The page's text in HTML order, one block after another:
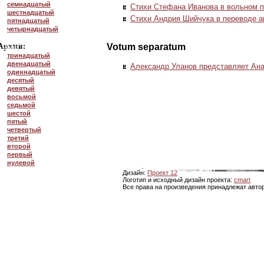
семнадцатый
шестнадцатый
пятнадцатый
четырнадцатый
тринадцатый
двенадцатый
одиннадцатый
десятый
девятый
восьмой
седьмой
шестой
пятый
четвертый
третий
второй
первый
нулевой
Стихи Стефана Иванова в вольном
Стихи Андрия Шийчука в переводе
Votum separatum
Александр Уланов представляет
Дизайн: Проект 12
Логотип и исходный дизайн проекта: cmart
Все права на произведения принадлежат